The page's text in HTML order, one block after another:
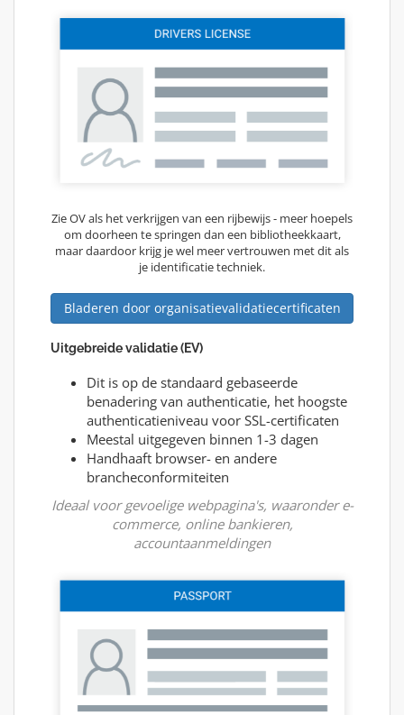
Zie OV als het verkrijgen van een rijbewijs - meer hoepels
om doorheen te springen dan een bibliotheekkaart,
maar daardoor krijg je wel meer vertrouwen met dit als
je identificatie techniek.
Bladeren door organisatievalidatiecertificaten
Uitgebreide validatie (EV)
Dit is op de standaard gebaseerde
benadering van authenticatie, het hoogste
authenticatieniveau voor SSL-certificaten
Meestal uitgegeven binnen 1-3 dagen
Handhaaft browser- en andere
brancheconformiteiten
Ideaal voor gevoelige webpagina's, waaronder e-
commerce, online bankieren,
accountaanmeldingen